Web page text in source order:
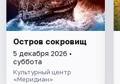
Остров сокровищ
5 декабря 2026 •
суббота
Культурный центр
«Меридиан»